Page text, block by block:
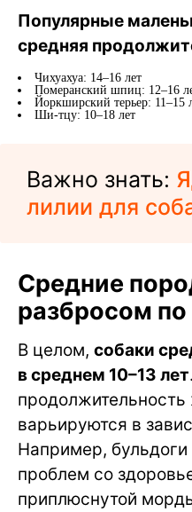
Популярные
средняя
Чихуахуа: 14–16 лет
Померанский шпиц: 12–16
Йоркширский терьер: 11–15
Ши-тцу: 10–18 лет
Важно знать:
лилии для
Средние
разбросом
В целом, собаки
в среднем 10–13 лет
продолжительность
варьируются в
Например, бульдоги
проблем со
приплюснутой